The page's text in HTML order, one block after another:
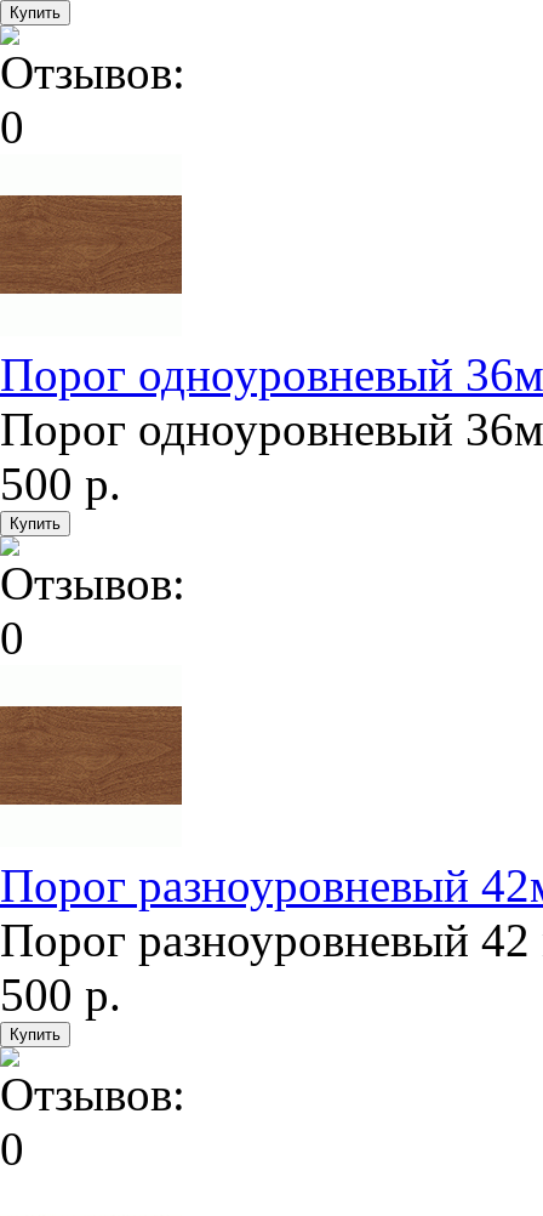
Порог одноуровневый
Порог одноуровневый
500 р.
Порог разноуровневый
Порог разноуровневый
500 р.